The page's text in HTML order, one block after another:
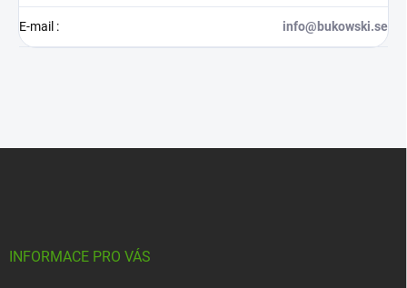
E-mail : info@bukowski.se
INFORMACE PRO VÁS